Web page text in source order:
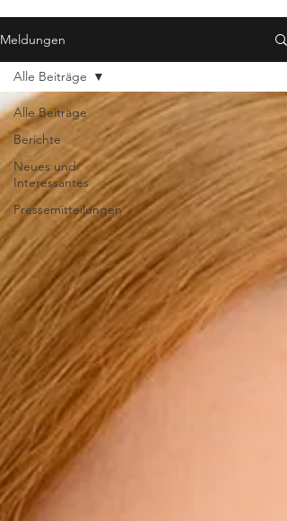
Meldungen
Alle Beiträge
Berichte
Neues und
Interessantes
Pressemitteilungen
Alle Beiträge